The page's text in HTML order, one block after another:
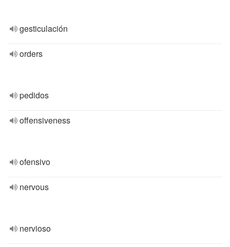
gesticulación
orders
pedidos
offensiveness
ofensivo
nervous
nervioso